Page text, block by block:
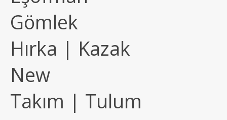
Gömlek
Hırka | Kazak
New
Takım | Tulum